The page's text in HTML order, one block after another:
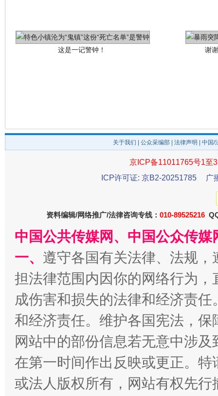
今
习近平的博鳌关键词
魏明
关于我们 公众采编部 法律声明 | 中国
京ICP备11011765号1至
ICP许可证: 京B2-20251785
广
资料编辑/网络推广/法律咨询专线： 010-89525216
中国公共传媒网、中国公众传
一、 遵守各国有关法律、法规
担法律范围内因你的网络行为
成伤害和损失的法律和经济责
和经济责任。维护各国宪法，
网站中的部份信息若无意中涉
在第一时间作出反映或更正。
或法人版权所有，网站有权先